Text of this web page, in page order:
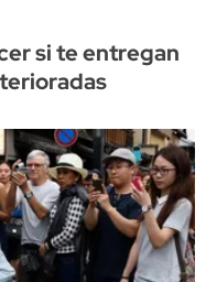
si te entregan